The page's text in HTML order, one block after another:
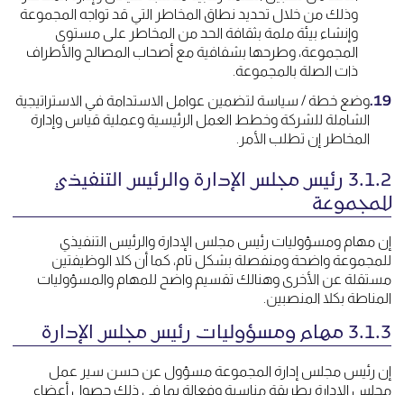
وذلك من خلال تحديد نطاق المخاطر التي قد تواجه المجموعة
وإنشاء بيئة ملمة بثقافة الحد من المخاطر على مستوى
المجموعة، وطرحها بشفافية مع أصحاب المصالح والأطراف
ذات الصلة بالمجموعة.
وضع خطة / سياسة لتضمين عوامل الاستدامة في الاستراتيجية
الشاملة للشركة وخطط العمل الرئيسية وعملية قياس وإدارة
المخاطر إن تطلب الأمر.
3.1.2 رئيس مجلس الإدارة والرئيس التنفيذي
للمجموعة
إن مهام ومسؤوليات رئيس مجلس الإدارة والرئيس التنفيذي
للمجموعة واضحة ومنفصلة بشكل تام، كما أن كلا الوظيفتين
مستقلة عن الأخرى وهنالك تقسيم واضح للمهام والمسؤوليات
المناطة بكلا المنصبين.
3.1.3 مهام ومسؤوليات رئيس مجلس الإدارة
إن رئيس مجلس إدارة المجموعة مسؤول عن حسن سير عمل
مجلس الإدارة بطريقة مناسبة وفعالة بما في ذلك حصول أعضاء